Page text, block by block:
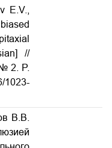
E.V.,
//
2. P.
В.В.